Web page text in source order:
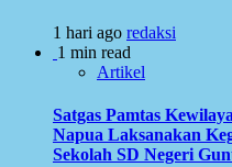
1 hari ago redaksi
1 min read
Artikel
Satgas Pamtas
Napua Laksanakan
Sekolah SD Negeri